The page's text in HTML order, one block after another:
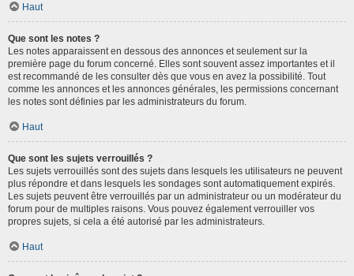
Haut
Que sont les notes ?
Les notes apparaissent en dessous des annonces et seulement sur la
première page du forum concerné. Elles sont souvent assez importantes et il
est recommandé de les consulter dès que vous en avez la possibilité. Tout
comme les annonces et les annonces générales, les permissions concernant
les notes sont définies par les administrateurs du forum.
Haut
Que sont les sujets verrouillés ?
Les sujets verrouillés sont des sujets dans lesquels les utilisateurs ne peuvent
plus répondre et dans lesquels les sondages sont automatiquement expirés.
Les sujets peuvent être verrouillés par un administrateur ou un modérateur du
forum pour de multiples raisons. Vous pouvez également verrouiller vos
propres sujets, si cela a été autorisé par les administrateurs.
Haut